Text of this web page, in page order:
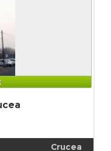
Crucea